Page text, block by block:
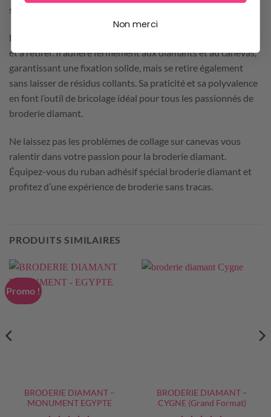
sans craindre de compromettre la qualité de votre broderie.
Le ruban adhésif spécial broderie diamant est facile à utiliser
et à retirer. Il adhère fermement aux diamants et au canevas,
garantissant une fixation solide, mais se retire également
sans laisser de résidus collants. Sa praticité et sa polyvalence
en font l’outil de bricolage idéal pour tous les passionnés de
broderie diamant.
Ne laissez pas les problèmes de collage sur canevas vous
ralentir dans votre passion pour la broderie diamant.
Équipez-vous du ruban adhésif spécial broderie diamant et
profitez d’une expérience de broderie sans tracas.
PRODUITS SIMILAIRES
Promo !
BRODERIE DIAMANT –
MONUMENT EGYPTE
BRODERIE DIAMANT –
CYGNE (Grand Format)
Non merci